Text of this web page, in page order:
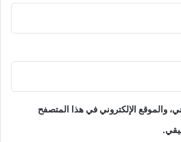
والموقع الإلكتروني في هذا المتصفح